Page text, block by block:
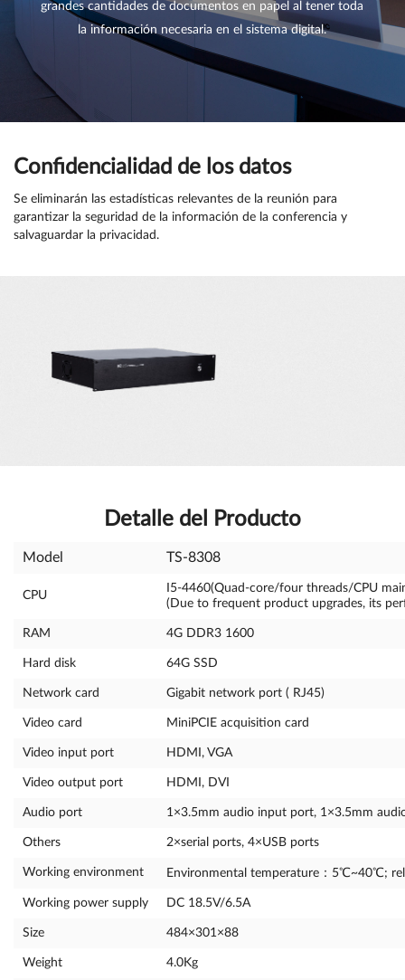
grandes cantidades de documentos en papel al tener toda
la información necesaria en el sistema digital.
Confidencialidad de los datos
Se eliminarán las estadísticas relevantes de la reunión para
garantizar la seguridad de la información de la conferencia y
salvaguardar la privacidad.
Detalle del Producto
Model TS-8308
CPU
I5-4460(Quad-core/four threads/CPU
(Due to frequent product upgrades, its
RAM 4G DDR3 1600
Hard disk 64G SSD
Network card Gigabit network port ( RJ45)
Video card MiniPCIE acquisition card
Video input port HDMI, VGA
Video output port HDMI, DVI
Audio port 1×3.5mm audio input port, 1×3.5mm
Others 2×serial ports, 4×USB ports
Working environment Environmental temperature：5℃~40℃;
Working power supply DC 18.5V/6.5A
Size 484×301×88
Weight 4.0Kg